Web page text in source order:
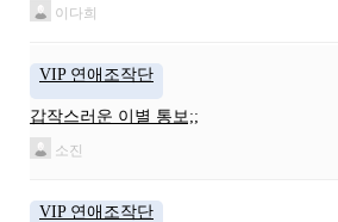
이다희
VIP 연애조작단
갑작스러운 이별 통보;;
소진
VIP 연애조작단